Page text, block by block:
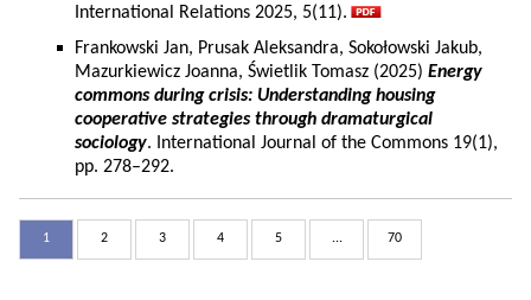
International Relations 2025, 5(11).
Frankowski Jan, Prusak Aleksandra, Sokołowski Jakub,
Mazurkiewicz Joanna, Świetlik Tomasz (2025) Energy
commons during crisis: Understanding housing
cooperative strategies through dramaturgical
sociology. International Journal of the Commons 19(1),
pp. 278–292.
1 2 3 4 5 ... 70